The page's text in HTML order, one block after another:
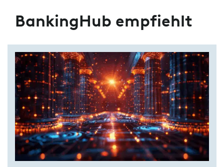
BankingHub empfiehlt